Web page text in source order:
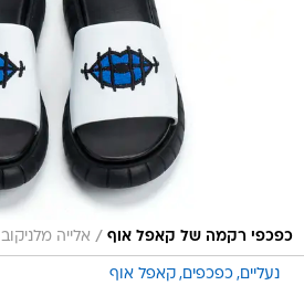
כפכפי רקמה של קאפל אוף / אלייה מלניקוב
נעליים כפכפים קאפל אוף